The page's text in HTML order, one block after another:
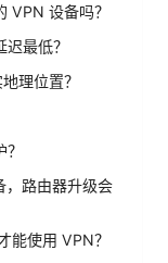
VPN 设备吗？
最低？
理位置？
路由器升级会
能使用 VPN？